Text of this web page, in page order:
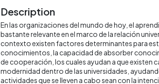
Description
En las organizaciones del mundo de hoy, el
bastante relevante en el marco de la relación
contexto existen factores determinantes para
conocimientos, la capacidad de absorber
de cooperación, los cuales ayudan a que existen
modernidad dentro de las universidades,
actividades que se lleven a cabo sean con la